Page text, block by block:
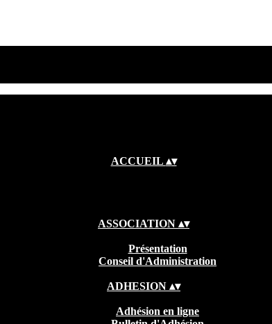
ACCUEIL ▴▾
ASSOCIATION ▴▾
Présentation
Conseil d'Administration
ADHESION ▴▾
Adhésion en ligne